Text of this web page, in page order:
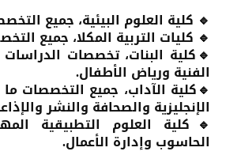
🔹 كلية العلوم البيئية، جميع
🔹 كليات التربية المكلا، جميع
🔹كلية البنات، تخصصات الدراسات
الفنية ورياض الأطفال.
🔹كلية الآداب، جميع التخصصات
الإنجليزية والصحافة والنشر
🔹كلية العلوم التطبيقية
الحاسوب وإدارة الأعمال.